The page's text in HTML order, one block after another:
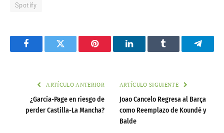
Spotify
FacebookTwitter Pinterest LinkedInTumblr
ARTÍCULO ANTERIOR
¿García-Page en riesgo de
perder Castilla-La Mancha?
ARTÍCULO SIGUIENTE
Joao Cancelo Regresa al Barça
como Reemplazo de Koundé y
Balde